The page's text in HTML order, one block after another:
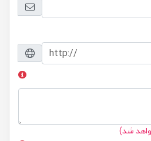
شد)